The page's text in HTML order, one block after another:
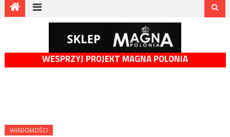
WESPRZYJ PROJEKT MAGNA POLONIA
WIADOMOŚCI